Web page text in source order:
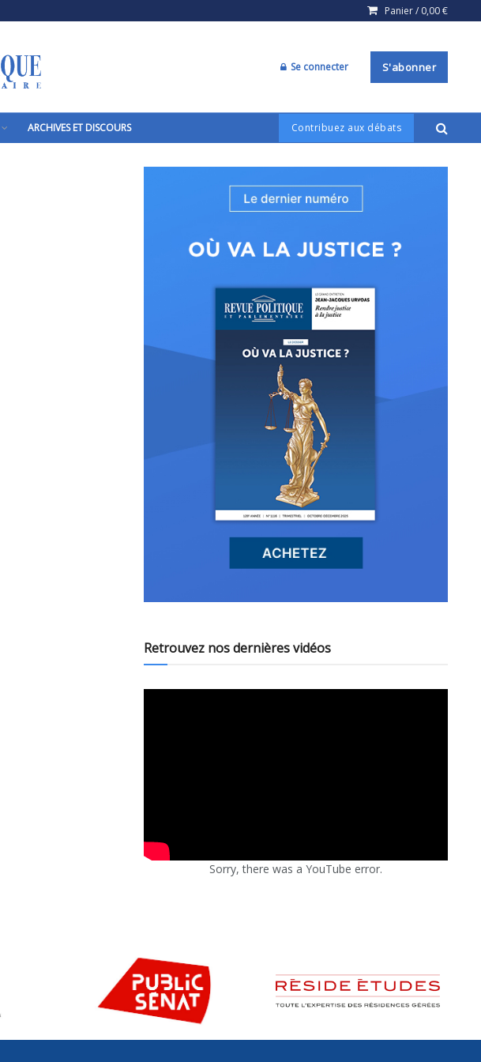
Panier / 0,00€
Se connecter S'abonner
ARCHIVES ET DISCOURS Contribuez aux débats
Retrouvez nos dernières vidéos
Sorry, there was a YouTube error.